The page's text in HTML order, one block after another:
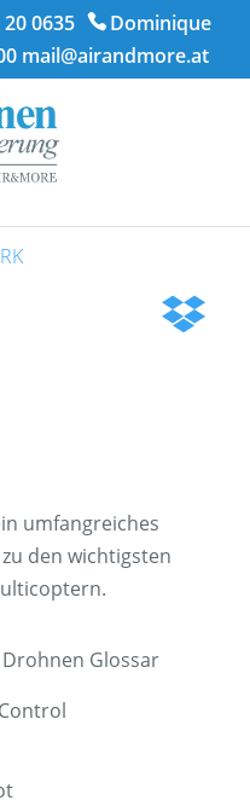
0635
Dominique
mail@airandmore.at
umfangreiches
den wichtigsten
Glossar